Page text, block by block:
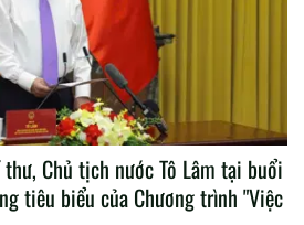
Chủ tịch nước Tô Lâm tại buổi
tiêu biểu của Chương trình "Việc